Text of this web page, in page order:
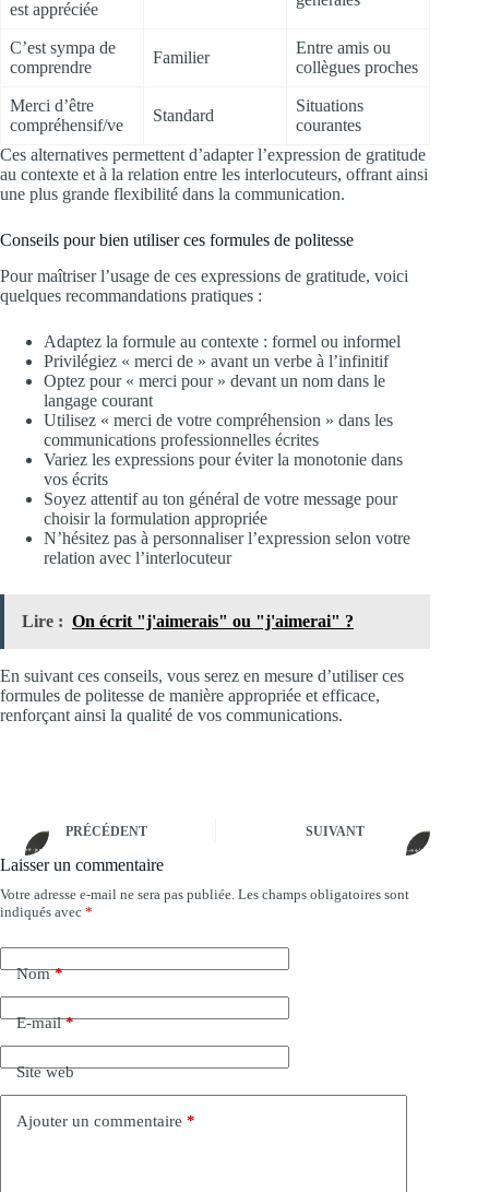
est appréciée
C’est sympa de
comprendre
Familier
Entre amis ou
collègues proches
Merci d’être
compréhensif/ve
Standard
Situations
courantes
Ces alternatives permettent d’adapter l’expression de gratitude
au contexte et à la relation entre les interlocuteurs, offrant ainsi
une plus grande flexibilité dans la communication.
Conseils pour bien utiliser ces formules de politesse
Pour maîtriser l’usage de ces expressions de gratitude, voici
quelques recommandations pratiques :
Adaptez la formule au contexte : formel ou informel
Privilégiez « merci de » avant un verbe à l’infinitif
Optez pour « merci pour » devant un nom dans le
langage courant
Utilisez « merci de votre compréhension » dans les
communications professionnelles écrites
Variez les expressions pour éviter la monotonie dans
vos écrits
Soyez attentif au ton général de votre message pour
choisir la formulation appropriée
N’hésitez pas à personnaliser l’expression selon votre
relation avec l’interlocuteur
Lire : On écrit "j'aimerais" ou "j'aimerai" ?
En suivant ces conseils, vous serez en mesure d’utiliser ces
formules de politesse de manière appropriée et efficace,
renforçant ainsi la qualité de vos communications.
PRÉCÉDENT SUIVANT
Laisser un commentaire
Votre adresse e-mail ne sera pas publiée. Les champs obligatoires sont
indiqués avec *
Nom*
E-mail*
Site web
Ajouter un commentaire *
A
l
r
n
v
e